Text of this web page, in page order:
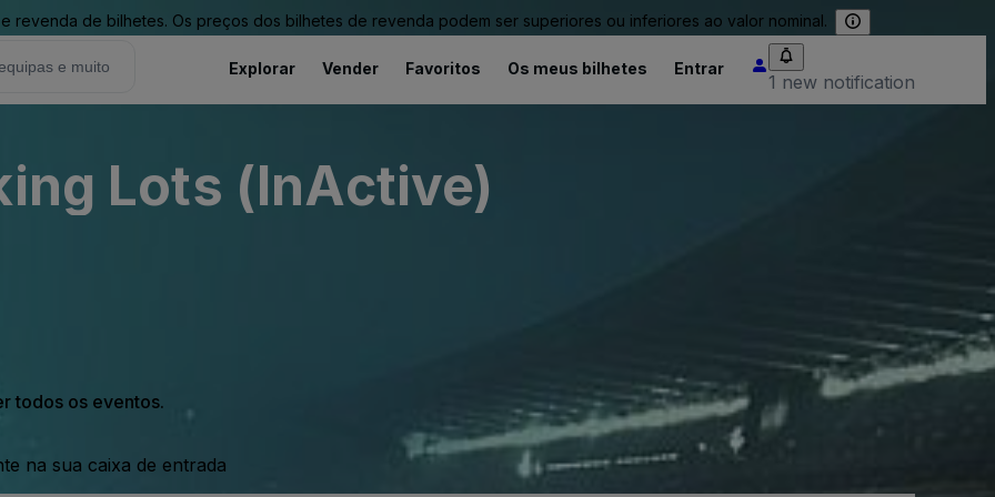
revenda de bilhetes. Os preços dos bilhetes de revenda podem ser superiores ou inferiores ao valor nominal.
Explorar Vender Favoritos Os meus bilhetes Entrar
1 new notification
Lots (InActive)
todos os eventos.
na sua caixa de entrada